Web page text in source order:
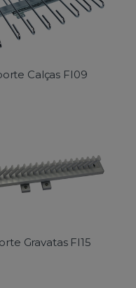
Calças FI09
Gravatas FI15